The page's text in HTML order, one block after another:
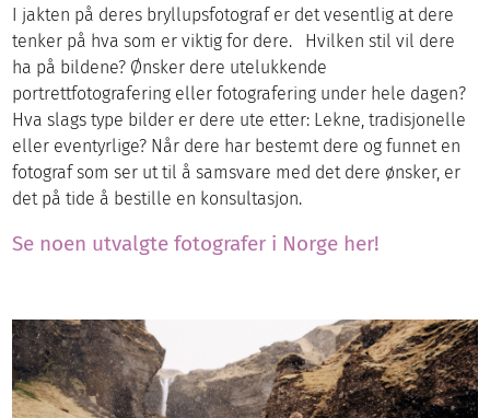
I jakten på deres bryllupsfotograf er det vesentlig at dere
tenker på hva som er viktig for dere. Hvilken stil vil dere
ha på bildene? Ønsker dere utelukkende
portrettfotografering eller fotografering under hele dagen?
Hva slags type bilder er dere ute etter: Lekne, tradisjonelle
eller eventyrlige? Når dere har bestemt dere og funnet en
fotograf som ser ut til å samsvare med det dere ønsker, er
det på tide å bestille en konsultasjon.
Se noen utvalgte fotografer i Norge her!